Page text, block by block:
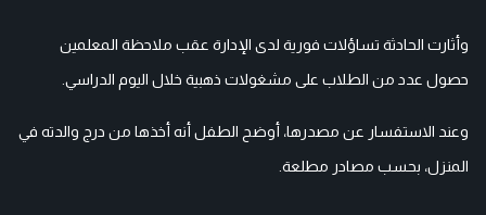
وأثارت الحادثة تساؤلات فورية لدى الإدارة عقب ملاحظة المعلمين
حصول عدد من الطلاب على مشغولات ذهبية خلال اليوم الدراسي.
وعند الاستفسار عن مصدرها، أوضح الطفل أنه أخذها من درج والدته في
المنزل، بحسب مصادر مطلعة.